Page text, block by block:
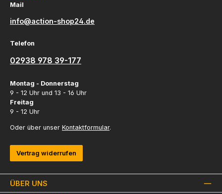
ÜBER UNS
Mail
info@action-shop24.de
Telefon
02938 978 39-177
Montag - Donnerstag
9 - 12 Uhr und 13 - 16 Uhr
Freitag
9 - 12 Uhr
Oder über unser Kontaktformular.
Vertrag widerrufen